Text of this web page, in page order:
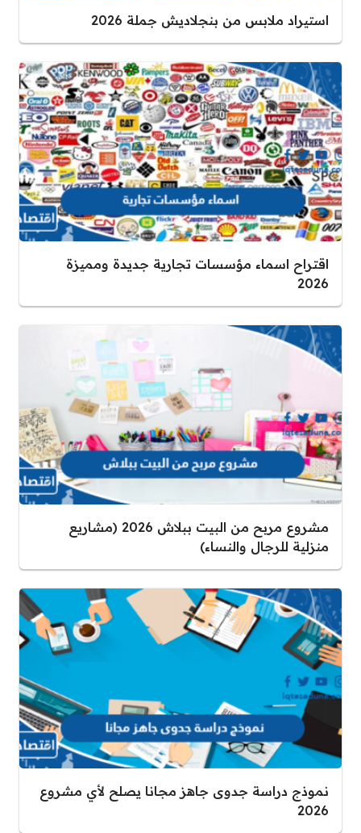
استيراد ملابس من بنجلاديش جملة 2026
اقتراح اسماء مؤسسات تجارية جديدة ومميزة
2026
مشروع مربح من البيت ببلاش 2026 (مشاريع
منزلية للرجال والنساء)
نموذج دراسة جدوى جاهز مجانا يصلح لأي مشروع
2026